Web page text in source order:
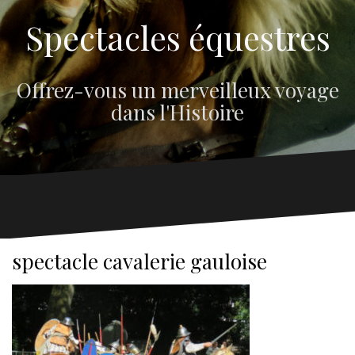
Spectacles équestres
Offrez-vous un merveilleux voyage
dans l'Histoire
spectacle cavalerie gauloise